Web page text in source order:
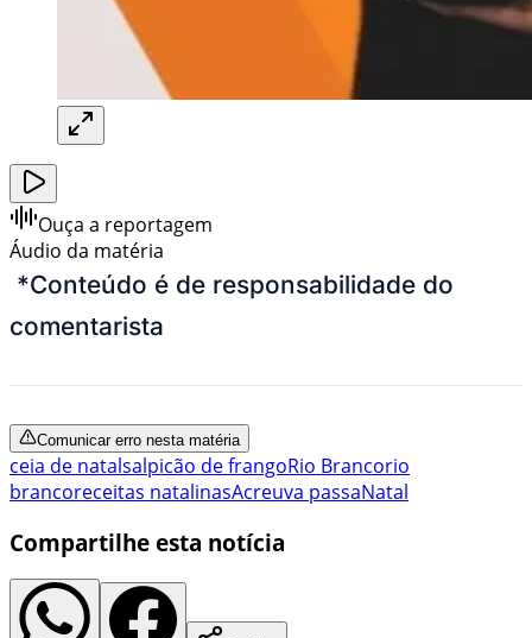
Ouça a reportagem
Áudio da matéria
*Conteúdo é de responsabilidade do
comentarista
Comunicar erro nesta matéria
ceia de natalsalpicão de frangoRio Brancorio
brancoreceitas natalinasAcreuva passaNatal
Compartilhe esta notícia